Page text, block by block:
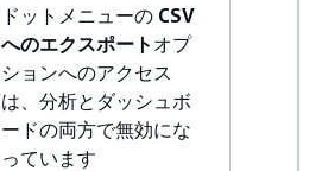
ドットメニューの CSV
へのエクスポート オプ
ションへのアクセス
は、分析とダッシュボ
ードの両方で無効にな
っています